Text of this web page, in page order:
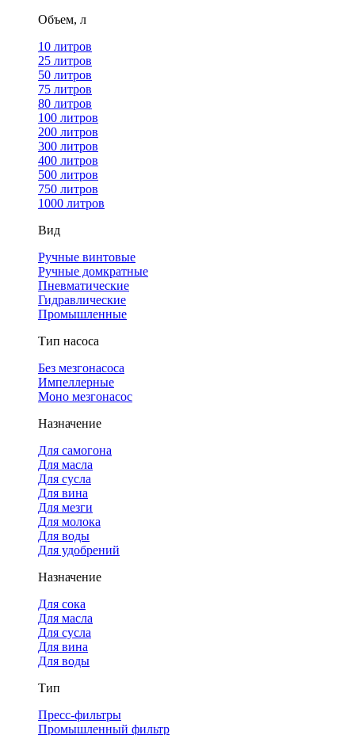
Объем, л
10 литров
25 литров
50 литров
75 литров
80 литров
100 литров
200 литров
300 литров
400 литров
500 литров
750 литров
1000 литров
Вид
Ручные винтовые
Ручные домкратные
Пневматические
Гидравлические
Промышленные
Тип насоса
Без мезгонасоса
Импеллерные
Моно мезгонасос
Назначение
Для самогона
Для масла
Для сусла
Для вина
Для мезги
Для молока
Для воды
Для удобрений
Назначение
Для сока
Для масла
Для сусла
Для вина
Для воды
Тип
Пресс-фильтры
Промышленный фильтр